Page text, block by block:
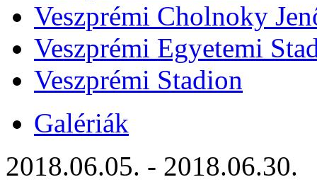
Veszprémi Cholnoky
Veszprémi Egyetemi
Veszprémi Stadion
Galériák
2018.06.05. - 2018.06.30.